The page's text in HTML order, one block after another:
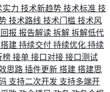
实力 技术新趋势 技术标准 技
技术路线 技术门槛 技术风
报 报告解读 拆解 拆解低代
建 持续交付 持续优化 持续
榜 接单 接口对接 接口测试
思路 插件更新 搭建 搭建思
支持二次开发 支持多端开